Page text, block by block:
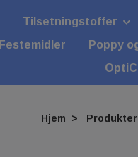
Tilsetningstoffer
Festemidler Poppy
Hjem Produkter